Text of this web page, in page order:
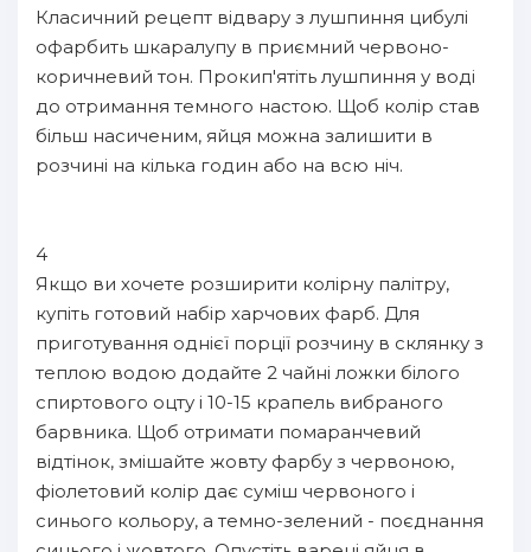
Класичний рецепт відвару з лушпиння цибулі
офарбить шкаралупу в приємний червоно-
коричневий тон. Прокип'ятіть лушпиння у воді
до отримання темного настою. Щоб колір став
більш насиченим, яйця можна залишити в
розчині на кілька годин або на всю ніч.
4
Якщо ви хочете розширити колірну палітру,
купіть готовий набір харчових фарб. Для
приготування однієї порції розчину в склянку з
теплою водою додайте 2 чайні ложки білого
спиртового оцту і 10-15 крапель вибраного
барвника. Щоб отримати помаранчевий
відтінок, змішайте жовту фарбу з червоною,
фіолетовий колір дає суміш червоного і
синього кольору, а темно-зелений - поєднання